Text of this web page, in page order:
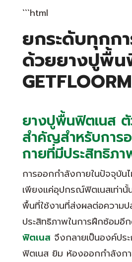
```html
ยกระดับทุกก
ด้วยยางปูพื้น
ยางปูพื้นฟิตเนส
สำคัญสำหรับการ
กายที่มีประสิทธิภ
การออกกำลังกายในปัจจุบัน
เพียงแค่อุปกรณ์ฟิตเนสเท่า
พื้นที่ใช้งานที่ส่งผลต่อความป
ประสิทธิภาพในการฝึกซ้อมอี
ฟิตเนส จึงกลายเป็นองค์ปร
ฟิตเนส ยิม ห้องออกกำลังกา